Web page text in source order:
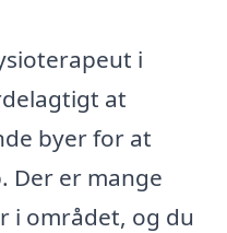
i
at
byer for at
Der er mange
i området, og du